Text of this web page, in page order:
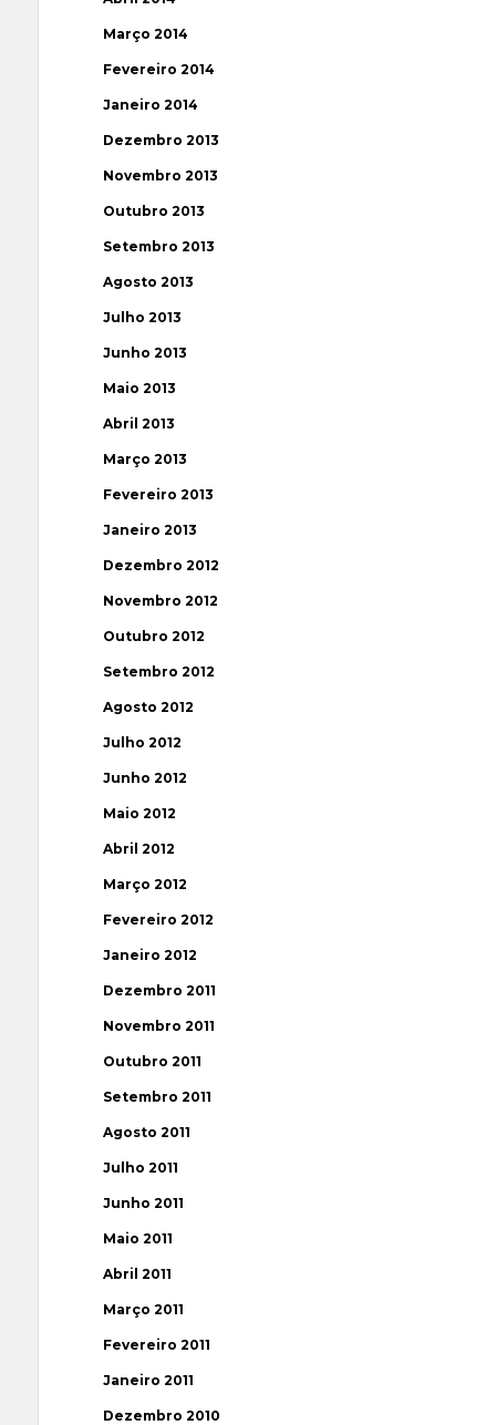
Março 2014
Fevereiro 2014
Janeiro 2014
Dezembro 2013
Novembro 2013
Outubro 2013
Setembro 2013
Agosto 2013
Julho 2013
Junho 2013
Maio 2013
Abril 2013
Março 2013
Fevereiro 2013
Janeiro 2013
Dezembro 2012
Novembro 2012
Outubro 2012
Setembro 2012
Agosto 2012
Julho 2012
Junho 2012
Maio 2012
Abril 2012
Março 2012
Fevereiro 2012
Janeiro 2012
Dezembro 2011
Novembro 2011
Outubro 2011
Setembro 2011
Agosto 2011
Julho 2011
Junho 2011
Maio 2011
Abril 2011
Março 2011
Fevereiro 2011
Janeiro 2011
Dezembro 2010